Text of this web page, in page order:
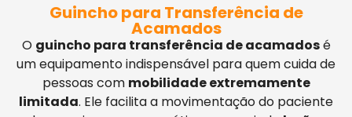
Guincho para Transferência de
Acamados
O guincho para transferência de acamadosé
um equipamento indispensável para quem cuida de
pessoas com mobilidade extremamente
limitada. Ele facilita a movimentação do paciente